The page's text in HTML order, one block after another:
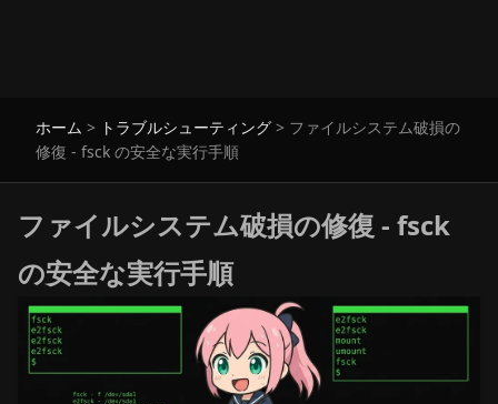
ホーム > トラブルシューティング > ファイルシステム破損の
修復 - fsck の安全な実行手順
ファイルシステム破損の修復 - fsck
の安全な実行手順